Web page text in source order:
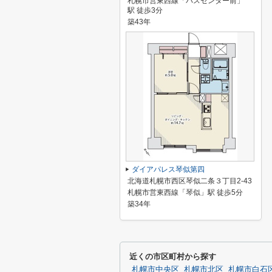
駅 徒歩3分
築43年
ダイアパレス琴似第四
北海道札幌市西区琴似二条３丁目2-43
札幌市営東西線「琴似」駅 徒歩5分
築34年
近くの市区町村から探す
札幌市中央区 札幌市北区 札幌市白石